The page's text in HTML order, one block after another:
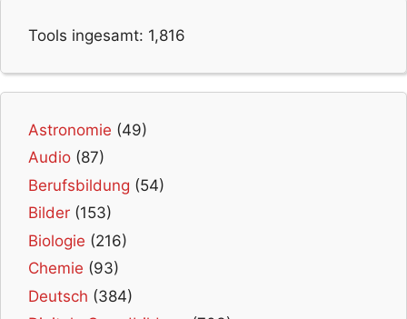
Tools ingesamt: 1,816
Astronomie (49)
Audio (87)
Berufsbildung (54)
Bilder (153)
Biologie (216)
Chemie (93)
Deutsch (384)